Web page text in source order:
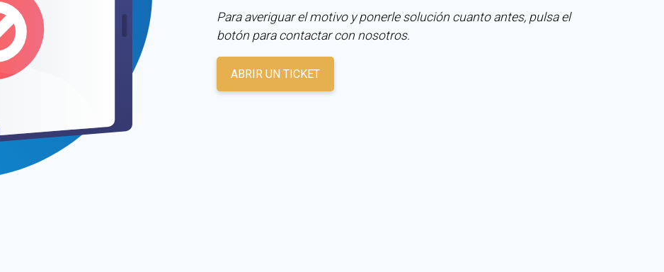
Para averiguar el motivo y ponerle solución cuanto antes, pulsa el
botón para contactar con nosotros.
ABRIR UN TICKET